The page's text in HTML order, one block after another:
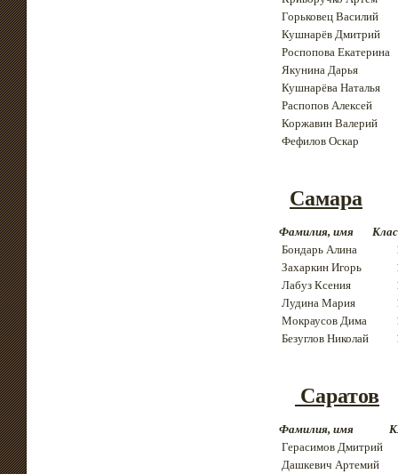
Горьковец Василий
Кушнарёв Дмитрий
Роспопова Екатерина
Якунина Дарья
Кушнарёва Наталья
Распопов Алексей
Коржавин Валерий
Фефилов Оскар
Самара
Фамилия, имя
Бондарь Алина
Захаркин Игорь
Лабуз Ксения
Лудина Мария
Мокраусов Дима
Безуглов Николай
Саратов
Фамилия, имя
Герасимов Дмитрий
Дашкевич Артемий